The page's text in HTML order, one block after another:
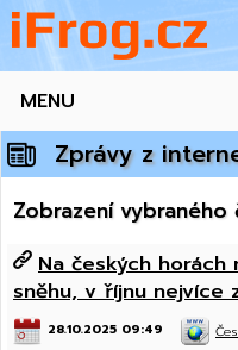
MENU
Zprávy z
Zobrazení vybraného
Na českých
sněhu, v říjnu nejvíce
28.10.2025 09:49